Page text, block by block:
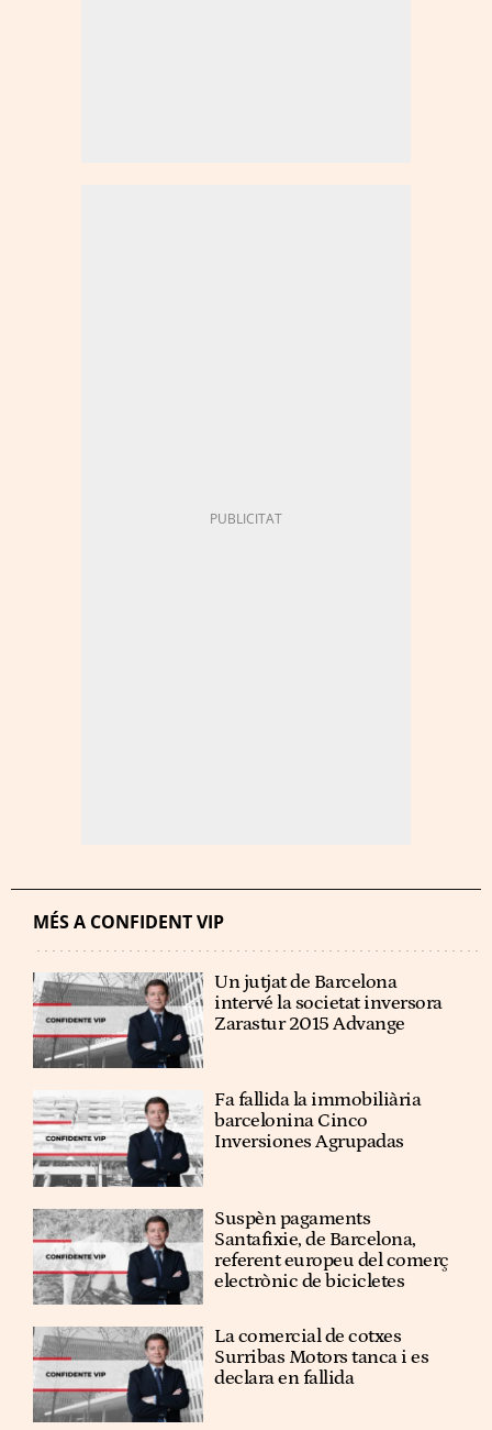
MÉS A CONFIDENT VIP
Un jutjat de Barcelona
intervé la societat inversora
Zarastur 2015 Advange
Fa fallida la immobiliària
barcelonina Cinco
Inversiones Agrupadas
Suspèn pagaments
Santafixie, de Barcelona,
referent europeu del comerç
electrònic de bicicletes
La comercial de cotxes
Surribas Motors tanca i es
declara en fallida